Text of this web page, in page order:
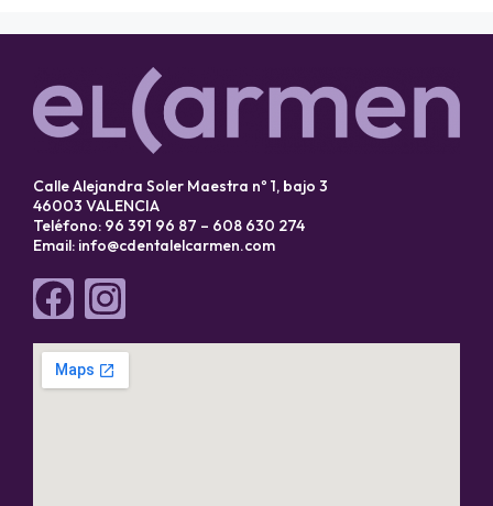
Calle Alejandra Soler Maestra nº 1, bajo 3
46003 VALENCIA
Teléfono: 96 391 96 87 – 608 630 274
Email: info@cdentalelcarmen.com